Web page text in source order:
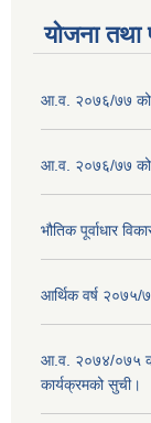
योजना तथा
आ.व. २०७६/७७ को
आ.व. २०७६/७७ को
भौतिक पूर्वाधार
आर्थिक वर्ष २०७५/
आ.व. २०७४/०७५ को
कार्यक्रमको सुची।